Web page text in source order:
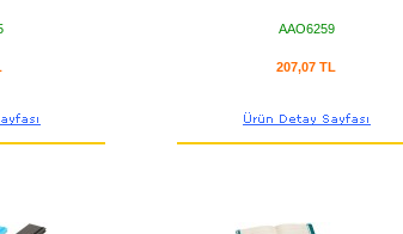
AAO6259
207,07 TL